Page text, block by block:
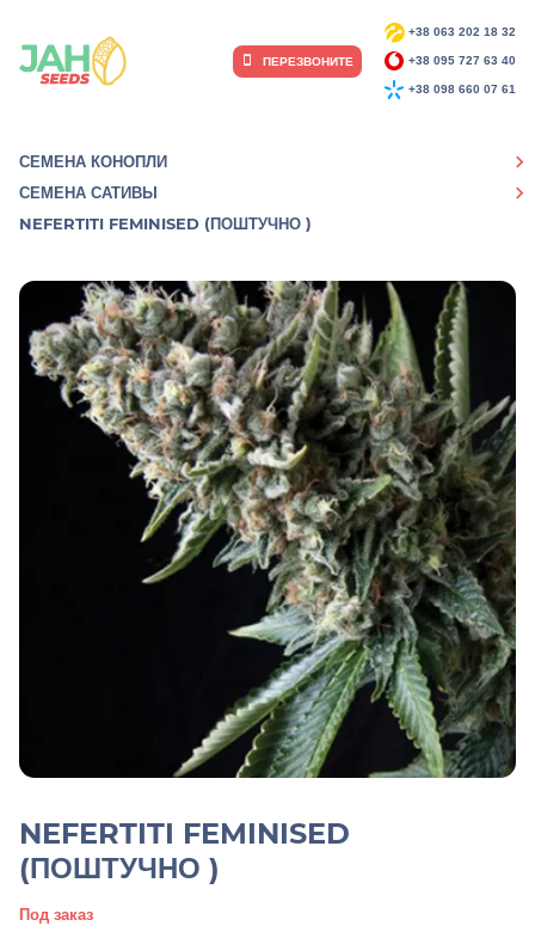
+38 063 202 18 32
+38 095 727 63 40
+38 098 660 07 61
ПЕРЕЗВОНИТЕ
СЕМЕНА КОНОПЛИ
СЕМЕНА САТИВЫ
NEFERTITI FEMINISED (ПОШТУЧНО )
NEFERTITI FEMINISED
(ПОШТУЧНО )
Под заказ